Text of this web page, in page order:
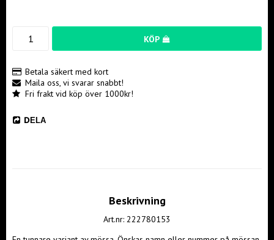
KÖP
Betala säkert med kort
Maila oss, vi svarar snabbt!
Fri frakt vid köp över 1000kr!
DELA
Beskrivning
Art.nr: 222780153